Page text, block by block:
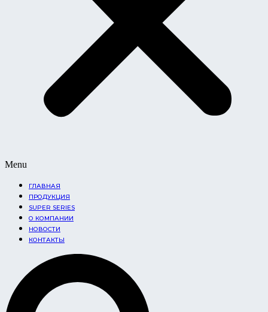
Menu
ГЛАВНАЯ
ПРОДУКЦИЯ
SUPER SERIES
О КОМПАНИИ
НОВОСТИ
КОНТАКТЫ